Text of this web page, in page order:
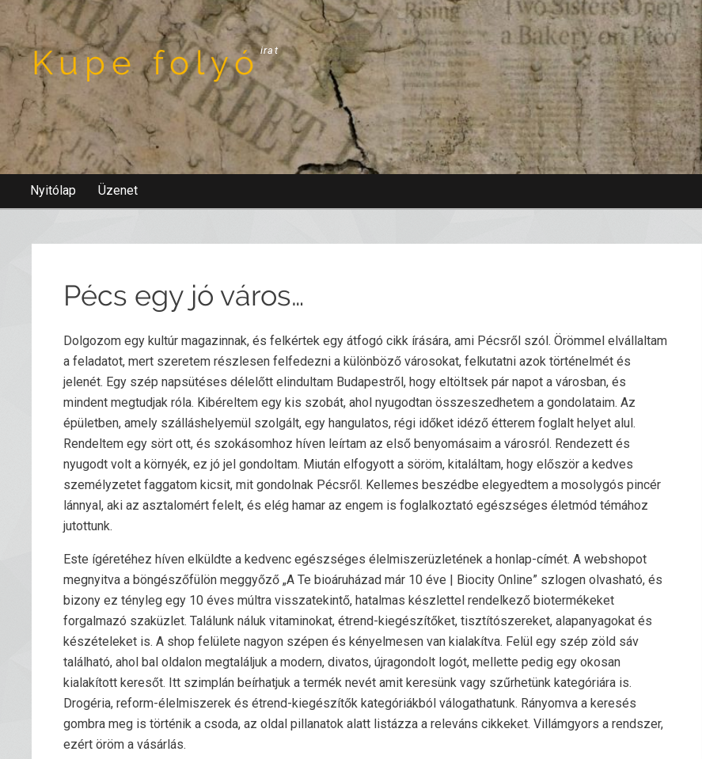
Kupe folyóirat
Nyitólap Üzenet
Pécs egy jó város…
Dolgozom egy kultúr magazinnak, és felkértek egy átfogó cikk írására, ami Pécsről szól. Örömmel elvállaltam
a feladatot, mert szeretem részlesen felfedezni a különböző városokat, felkutatni azok történelmét és
jelenét. Egy szép napsütéses délelőtt elindultam Budapestről, hogy eltöltsek pár napot a városban, és
mindent megtudjak róla. Kibéreltem egy kis szobát, ahol nyugodtan összeszedhetem a gondolataim. Az
épületben, amely szálláshelyemül szolgált, egy hangulatos, régi időket idéző étterem foglalt helyet alul.
Rendeltem egy sört ott, és szokásomhoz híven leírtam az első benyomásaim a városról. Rendezett és
nyugodt volt a környék, ez jó jel gondoltam. Miután elfogyott a söröm, kitaláltam, hogy először a kedves
személyzetet faggatom kicsit, mit gondolnak Pécsről. Kellemes beszédbe elegyedtem a mosolygós pincér
lánnyal, aki az asztalomért felelt, és elég hamar az engem is foglalkoztató egészséges életmód témához
jutottunk.
Este ígéretéhez híven elküldte a kedvenc egészséges élelmiszerüzletének a honlap-címét. A webshopot
megnyitva a böngészőfülön meggyőző „A Te bioáruházad már 10 éve | Biocity Online” szlogen olvasható, és
bizony ez tényleg egy 10 éves múltra visszatekintő, hatalmas készlettel rendelkező biotermékeket
forgalmazó szaküzlet. Találunk náluk vitaminokat, étrend-kiegészítőket, tisztítószereket, alapanyagokat és
készételeket is. A shop felülete nagyon szépen és kényelmesen van kialakítva. Felül egy szép zöld sáv
található, ahol bal oldalon megtaláljuk a modern, divatos, újragondolt logót, mellette pedig egy okosan
kialakított keresőt. Itt szimplán beírhatjuk a termék nevét amit keresünk vagy szűrhetünk kategóriára is.
Drogéria, reform-élelmiszerek és étrend-kiegészítők kategóriákból válogathatunk. Rányomva a keresés
gombra meg is történik a csoda, az oldal pillanatok alatt listázza a releváns cikkeket. Villámgyors a rendszer,
ezért öröm a vásárlás.